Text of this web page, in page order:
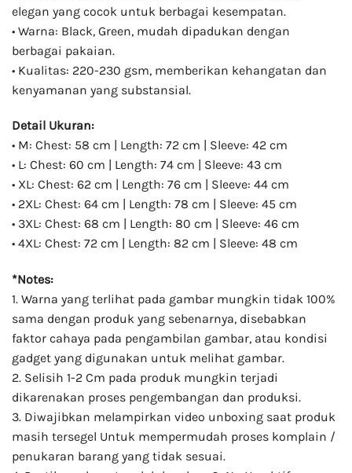
elegan yang cocok untuk berbagai kesempatan.
• Warna: Black, Green, mudah dipadukan dengan
berbagai pakaian.
• Kualitas: 220-230 gsm, memberikan kehangatan dan
kenyamanan yang substansial.
Detail Ukuran:
• M: Chest: 58 cm | Length: 72 cm | Sleeve: 42 cm
• L: Chest: 60 cm | Length: 74 cm | Sleeve: 43 cm
• XL: Chest: 62 cm | Length: 76 cm | Sleeve: 44 cm
• 2XL: Chest: 64 cm | Length: 78 cm | Sleeve: 45 cm
• 3XL: Chest: 68 cm | Length: 80 cm | Sleeve: 46 cm
• 4XL: Chest: 72 cm | Length: 82 cm | Sleeve: 48 cm
*Notes:
1. Warna yang terlihat pada gambar mungkin tidak 100%
sama dengan produk yang sebenarnya, disebabkan
faktor cahaya pada pengambilan gambar, atau kondisi
gadget yang digunakan untuk melihat gambar.
2. Selisih 1-2 Cm pada produk mungkin terjadi
dikarenakan proses pengembangan dan produksi.
3. Diwajibkan melampirkan video unboxing saat produk
masih tersegel Untuk mempermudah proses komplain /
penukaran barang yang tidak sesuai.